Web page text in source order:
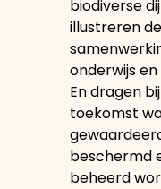
biodiverse
illustreren
onderwijs
En dragen
toekomst
beschermd
beheerd